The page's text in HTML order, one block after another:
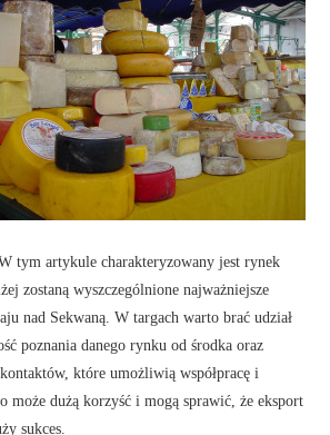
tym artykule charakteryzowany jest rynek
zostaną wyszczególnione najważniejsze
nad Sekwaną. W targach warto brać udział
poznania danego rynku od środka oraz
które umożliwią współpracę i
może dużą korzyść i mogą sprawić, że eksport
sukces.